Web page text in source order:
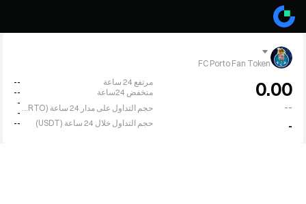
FC Porto Fan Token
0.00
--
-
مرتفع 24 ساعة
--
منخفض 24ساعة
--
-
-
حجم التداول خلال 24 ساعة (USDT)
--